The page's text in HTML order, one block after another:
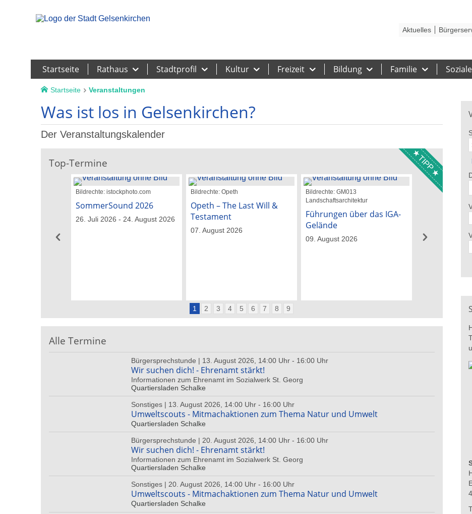
Startseite Rathaus Stadtprofil Kultur Freizeit Bildung Familie
Aktuelles
Startseite Veranstaltungen
Was ist los in Gelsenkirchen?
Der Veranstaltungskalender
Top-Termine TIPP
Bildrechte: istockphoto.com
SommerSound 2026
26. Juli 2026 - 24. August 2026
Bildrechte: Opeth
Opeth – The Last Will &
Testament
07. August 2026
Bildrechte: GM013
Landschaftsarchitektur
Führungen über das IGA-
Gelände
09. August 2026
Bildrechte:
Nino de
Momento
1 2 3 4 5 6 7 8 9
Alle Termine
Bürgersprechstunde | 13. August 2026, 14:00 Uhr - 16:00 Uhr
Wir suchen dich! - Ehrenamt stärkt!
Informationen zum Ehrenamt im Sozialwerk St. Georg
Quartiersladen Schalke
Sonstiges | 13. August 2026, 14:00 Uhr - 16:00 Uhr
Umweltscouts - Mitmachaktionen zum Thema Natur und Umwelt
Quartiersladen Schalke
Bürgersprechstunde | 20. August 2026, 14:00 Uhr - 16:00 Uhr
Wir suchen dich! - Ehrenamt stärkt!
Informationen zum Ehrenamt im Sozialwerk St. Georg
Quartiersladen Schalke
Sonstiges | 20. August 2026, 14:00 Uhr - 16:00 Uhr
Umweltscouts - Mitmachaktionen zum Thema Natur und Umwelt
Quartiersladen Schalke